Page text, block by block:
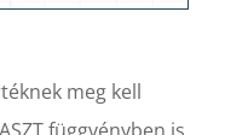
meg kell